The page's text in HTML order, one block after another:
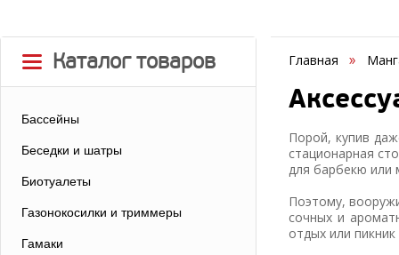
Каталог товаров
Бассейны
Беседки и шатры
Биотуалеты
Газонокосилки и триммеры
Гамаки
Главная
Порой, купив
стационарная
для барбекю или
Поэтому,
сочных и
отдых или